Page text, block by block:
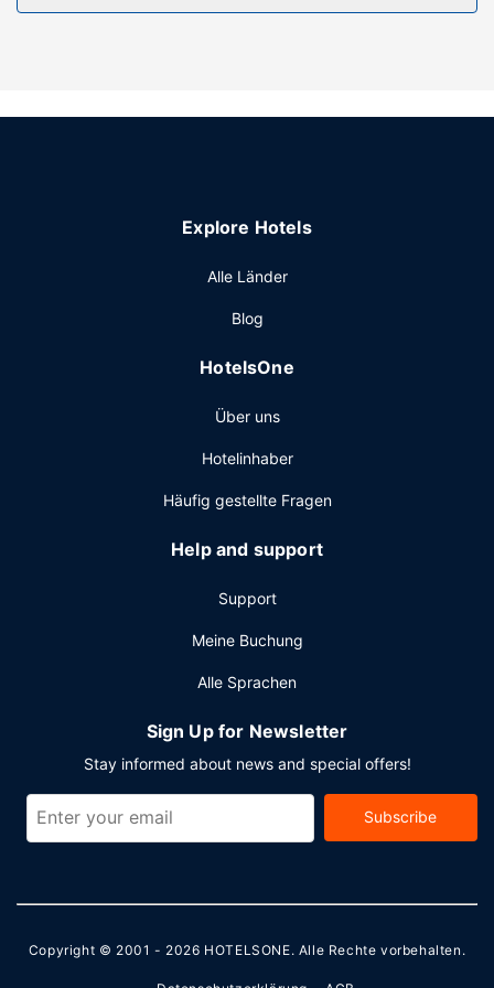
Gesichtsbehandlungen. Auch kostenloses WLAN und ein
Speisen. Nutz alternativ den Zimmerservice (bitte Zeiten
Bar/Lounge ausklingen. Ein nach Wunsch zubereitetes
11:00 Uhr und am Wochenende von 07:00 Uhr bis
Zum Angebot gehören ein rund um die Uhr geöffnetes
um die Uhr besetzte Rezeption.
Explore Hotels
Alle Länder
Blog
HotelsOne
Über uns
Hotelinhaber
Häufig gestellte Fragen
Help and support
Support
Meine Buchung
Alle Sprachen
Sign Up for Newsletter
Stay informed about news and special offers!
Subscribe
Copyright © 2001 - 2026 HOTELSONE. Alle Rechte vorbehalten.